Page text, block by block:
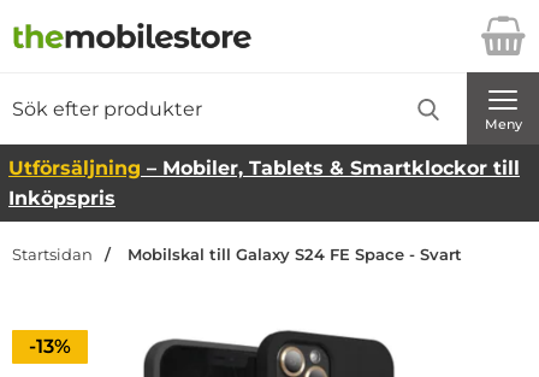
Startsidan för Danira Telecom AB
Meny
Utförsäljning – Mobiler, Tablets & Smartklockor till
Inköpspris
Startsidan Mobilskal till Galaxy S24 FE Space - Svart
Priset är nedsatt med
-13%